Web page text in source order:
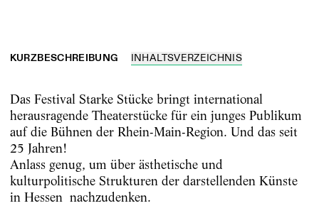
KURZBESCHREIBUNG INHALTSVERZEICHNIS
Das Festival Starke Stücke bringt international
herausragende Theaterstücke für ein junges Publikum
auf die Bühnen der Rhein-Main-Region. Und das seit
25 Jahren!
Anlass genug, um über ästhetische und
kulturpolitische Strukturen der darstellenden Künste
in Hessen nachzudenken.